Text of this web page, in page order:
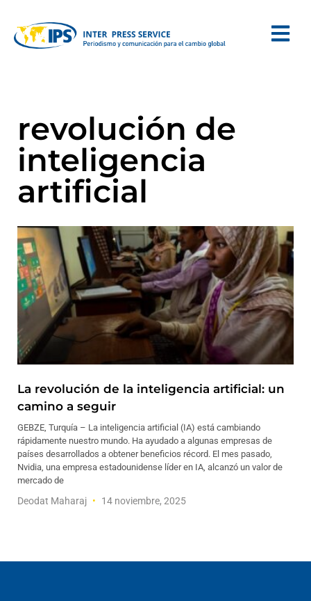
revolución de
inteligencia
artificial
La revolución de la inteligencia artificial: un
camino a seguir
GEBZE, Turquía – La inteligencia artificial (IA) está cambiando
rápidamente nuestro mundo. Ha ayudado a algunas empresas de
países desarrollados a obtener beneficios récord. El mes pasado,
Nvidia, una empresa estadounidense líder en IA, alcanzó un valor de
mercado de
Deodat Maharaj 14 noviembre, 2025